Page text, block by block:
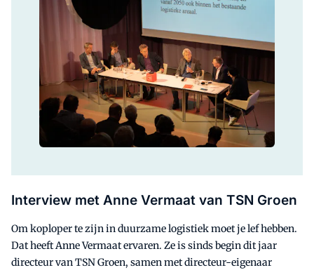
Interview met Anne Vermaat van TSN Groen
Om koploper te zijn in duurzame logistiek moet je lef hebben.
Dat heeft Anne Vermaat ervaren. Ze is sinds begin dit jaar
directeur van TSN Groen, samen met directeur-eigenaar